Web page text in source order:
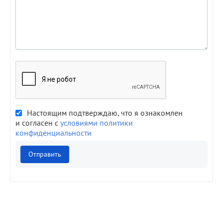
Настоящим подтверждаю, что я ознакомлен
и согласен с условиями политики
конфиденциальности
Отправить